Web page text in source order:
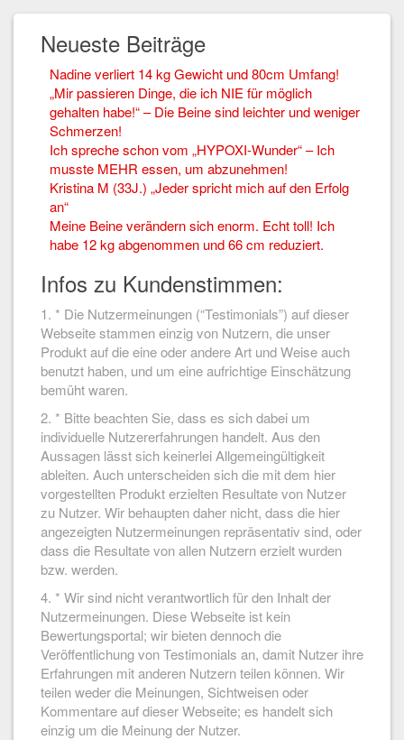
Neueste Beiträge
Nadine verliert 14 kg Gewicht und 80cm Umfang!
„Mir passieren Dinge, die ich NIE für möglich
gehalten habe!“ – Die Beine sind leichter und weniger
Schmerzen!
Ich spreche schon vom „HYPOXI-Wunder“ – Ich
musste MEHR essen, um abzunehmen!
Kristina M (33J.) „Jeder spricht mich auf den Erfolg
an“
Meine Beine verändern sich enorm. Echt toll! Ich
habe 12 kg abgenommen und 66 cm reduziert.
Infos zu Kundenstimmen:
1. * Die Nutzermeinungen (“Testimonials”) auf dieser
Webseite stammen einzig von Nutzern, die unser
Produkt auf die eine oder andere Art und Weise auch
benutzt haben, und um eine aufrichtige Einschätzung
bemüht waren.
2. * Bitte beachten Sie, dass es sich dabei um
individuelle Nutzererfahrungen handelt. Aus den
Aussagen lässt sich keinerlei Allgemeingültigkeit
ableiten. Auch unterscheiden sich die mit dem hier
vorgestellten Produkt erzielten Resultate von Nutzer
zu Nutzer. Wir behaupten daher nicht, dass die hier
angezeigten Nutzermeinungen repräsentativ sind, oder
dass die Resultate von allen Nutzern erzielt wurden
bzw. werden.
4. * Wir sind nicht verantwortlich für den Inhalt der
Nutzermeinungen. Diese Webseite ist kein
Bewertungsportal; wir bieten dennoch die
Veröffentlichung von Testimonials an, damit Nutzer ihre
Erfahrungen mit anderen Nutzern teilen können. Wir
teilen weder die Meinungen, Sichtweisen oder
Kommentare auf dieser Webseite; es handelt sich
einzig um die Meinung der Nutzer.